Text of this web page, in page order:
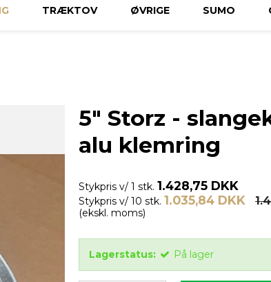
TRÆKTOV ØVRIGE SUMO
5" Storz -
alu klemring
Stykpris v/ 1 stk. 1.428,75 DKK
Stykpris v/ 10 stk. 1.035,84 DKK
(ekskl. moms)
Lagerstatus: På lager